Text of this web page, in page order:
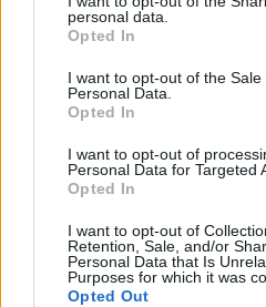
personal data.
Opted In
I want to opt-out of the Sale
Personal Data.
Opted In
I want to opt-out of
Personal Data for Targeted
Opted In
I want to opt-out of
Retention, Sale, and/or
Personal Data that Is
Purposes for which it was
Opted Out
konsultacijos su
pabrėžia, jog beveik
augalas turi tam tikrą
sergant tam tikromis
ne tik susilpninti
bet ir pakenkti sveikatai.
Jei vartojate cheminius
vaistinius preparatus –